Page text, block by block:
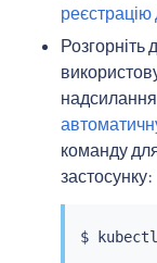
реєстрацію
Розгорніть
команду
застосунку:
$ kubectl